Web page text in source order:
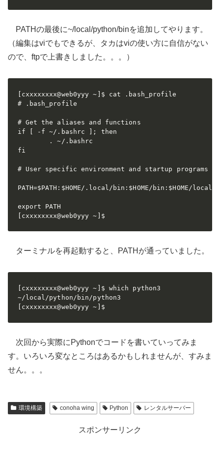
PATHの最後に~/local/python/binを追加してやります。
（編集はviでもできるが、タカはviの使い方に自信がない
ので、ftpで上書きしました。。。）
[cxxxxxxxx@web0yyy ~]$ cat .bash_profile
# .bash_profile
# Get the aliases and functions
if [ -f ~/.bashrc ]; then
        . ~/.bashrc
fi
# User specific environment and startup programs
PATH=$PATH:$HOME/.local/bin:$HOME/bin:$HOME/
export PATH
[cxxxxxxxx@web0yyy ~]$
ターミナルを再起動すると、PATHが通っていました。
[cxxxxxxxx@web0yyy ~]$ which python3
~/local/python/bin/python3
[cxxxxxxxx@web0yyy ~]$
次回から実際にPythonでコードを書いていってみま
す。いろいろ変なところはあるかもしれませんが、すみま
せん。。。
環境構築 conoha wing Python レンタルサーバー
スポンサーリンク